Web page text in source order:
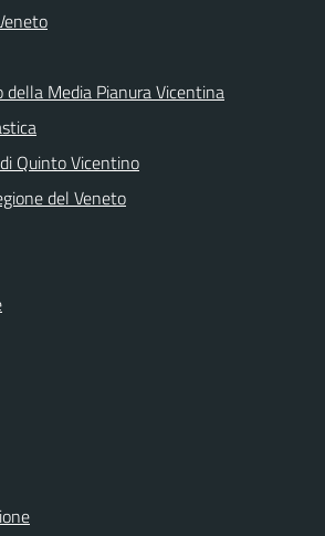
della Media Pianura Vicentina
Quinto Vicentino
del Veneto